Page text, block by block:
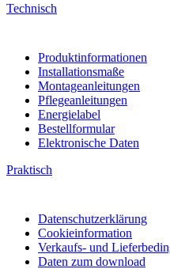
Technisch
Produktinformationen
Installationsmaße
Montageanleitungen
Pflegeanleitungen
Energielabel
Bestellformular
Elektronische Daten
Praktisch
Datenschutzerklärung
Cookieinformation
Verkaufs- und
Daten zum download